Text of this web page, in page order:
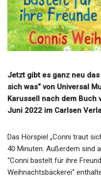
Jetzt gibt es ganz neu
sich was“ von Universal
Karussell nach dem Buch
Juni 2022 im Carlsen
Das Hörspiel „Conni traut
40 Minuten. Außerdem sind
“Conni bastelt für ihre
Weihnachtsbäckerei“